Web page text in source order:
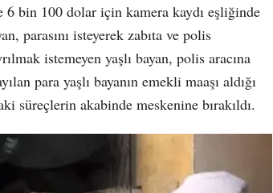
6 bin 100 dolar için kamera kaydı eşliğinde
parasını isteyerek zabıta ve polis
istemeyen yaşlı bayan, polis aracına
para yaşlı bayanın emekli maaşı aldığı
süreçlerin akabinde meskenine bırakıldı.